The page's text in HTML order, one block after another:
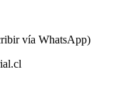
vía WhatsApp)